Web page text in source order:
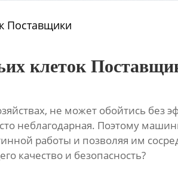
Поставщики
клеток
не может обойтись без
неблагодарная. Поэтому
работы и позволяя им
качество и безопасность?